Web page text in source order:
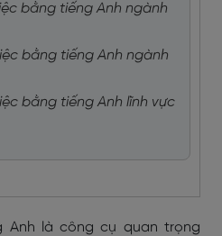
bằng tiếng Anh ngành
bằng tiếng Anh ngành
bằng tiếng Anh lĩnh vực
Anh là công cụ quan trọng